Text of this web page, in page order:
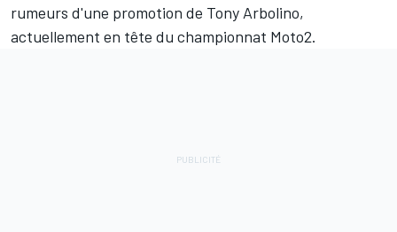
rumeurs d'une promotion de Tony Arbolino,
actuellement en tête du championnat Moto2.